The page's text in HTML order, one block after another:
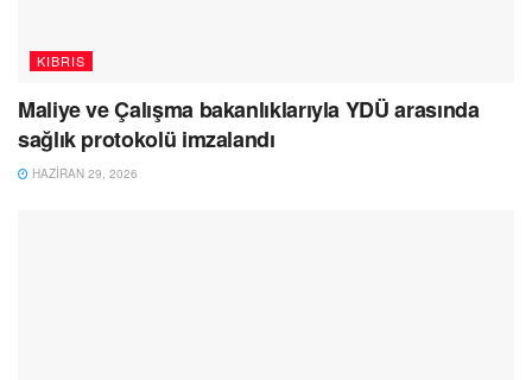
KIBRIS
Maliye ve Çalışma bakanlıklarıyla YDÜ arasında
sağlık protokolü imzalandı
HAZIRAN 29, 2026